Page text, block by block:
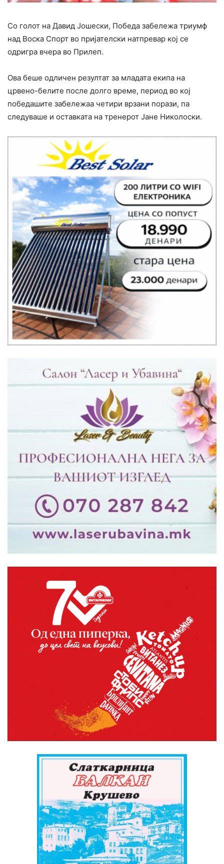
Со голот на Давид Јошески, Победа забележа триумф
над Воска Спорт во пријателски натпревар кој се
одригра вчера во Прилеп.
Ова беше одличен резултат за младата екипа на
црвено-белите после долго време, период во кој
победашите забележаа четири врзани порази, па
следуваше и оставката на тренерот Јане Николоски.